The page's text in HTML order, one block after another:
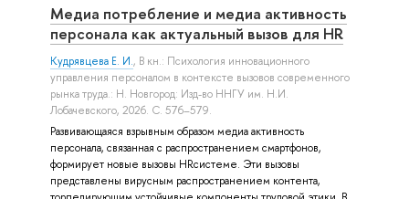
Медиа потребление и медиа активность
персонала как актуальный вызов для HR
Кудрявцева Е. И., В кн.: Психология инновационного
управления персоналом в контексте вызовов современного
рынка труда.: Н. Новгород: Изд-во ННГУ им. Н.И.
Лобачевского, 2026. С. 576–579.
Развивающаяся взрывным образом медиа активность
персонала, связанная с распространением смартфонов,
формирует новые вызовы HRсистеме. Эти вызовы
представлены вирусным распространением контента,